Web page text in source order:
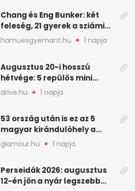
Chang és Eng Bunker: két
feleség, 21 gyerek a sziámi
ikrek életében
hamuesgyemant.hu 1 napja
Augusztus 20-i hosszú
hétvége: 5 repülős mini
nyaralás 0 szabadsággal
drive.hu 1 napja
53 ország után is ez az 5
magyar kirándulóhely a
kedvencem
glamour.hu 1 napja
Perseidák 2026: augusztus
12-én jön a nyár legszebb